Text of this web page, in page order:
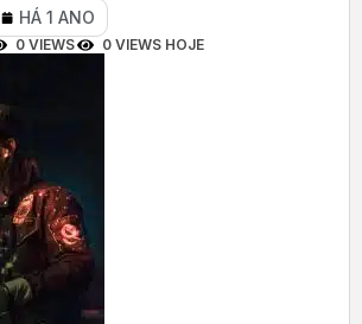
HÁ 1 ANO
0 VIEWS 0 VIEWS HOJE